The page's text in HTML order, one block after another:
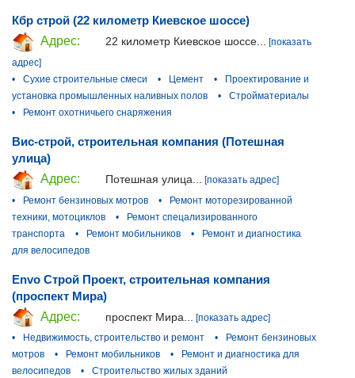
Кбр строй (22 километр Киевское шоссе)
Адрес:
22 километр Киевское шоссе...
[показать
адрес]
•
Сухие строительные смеси • Цемент •
Проектирование и
установка промышленных наливных полов
•
Стройматериалы
•
Ремонт охотничьего снаряжения
Вис-строй, строительная компания (Потешная
улица)
Адрес:
Потешная улица...
[показать адрес]
•
Ремонт бензиновых мотров •
Ремонт моторезированной
техники, мотоциклов
•
Ремонт спецализированного
транспорта
• Ремонт мобильников •
Ремонт и диагностика
для велосипедов
Envo Строй Проект, строительная компания
(проспект Мира)
Адрес:
проспект Мира...
[показать адрес]
•
Недвижимость, строительство и ремонт •
Ремонт бензиновых
мотров
• Ремонт мобильников •
Ремонт и диагностика для
велосипедов
• Строительство жилых зданий